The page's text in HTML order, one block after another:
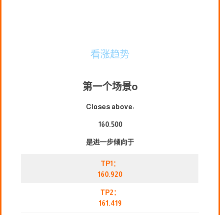
看涨趋势
第一个场景o
Closes above:
160.500
是进一步倾向于
TP1：
160.920
TP2：
161.419